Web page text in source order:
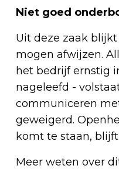
Niet goed
Uit deze zaak
mogen afwijzen.
het bedrijf ernstig
nageleefd -
communiceren
geweigerd.
komt te staan,
Meer weten over